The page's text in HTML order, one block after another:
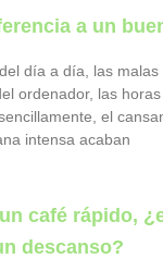
a un
día a día, las
ordenador, las
el
intensa acaban
café rápido,
descanso?